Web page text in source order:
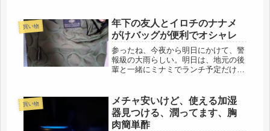
のご実家の被災状況。顔を遇わすな
り、報告してくれました。輪...
買い物
年下の友人とイロチのナナメ
がけバッグが便利でオシャレ
参ったね、今夜から明日にかけて、警
報級の大雨らしい。明日は、地元の後
輩と一緒にミナミでランチ予定だけ
ず、できるだけ雨に濡れないルートを
探さなきゃね。ランチが終われば、高
島屋...
買い物
メチャ安いけど、使える加湿
器見つける、潤ってます、胸
肉簡単酢